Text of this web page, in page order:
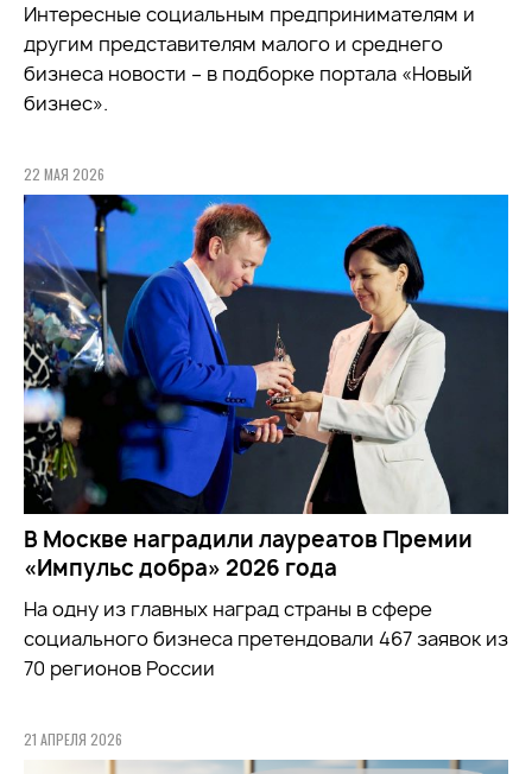
Интересные социальным предпринимателям и
другим представителям малого и среднего
бизнеса новости – в подборке портала «Новый
бизнес».
22 МАЯ 2026
В Москве наградили лауреатов Премии
«Импульс добра» 2026 года
На одну из главных наград страны в сфере
социального бизнеса претендовали 467 заявок из
70 регионов России
21 АПРЕЛЯ 2026